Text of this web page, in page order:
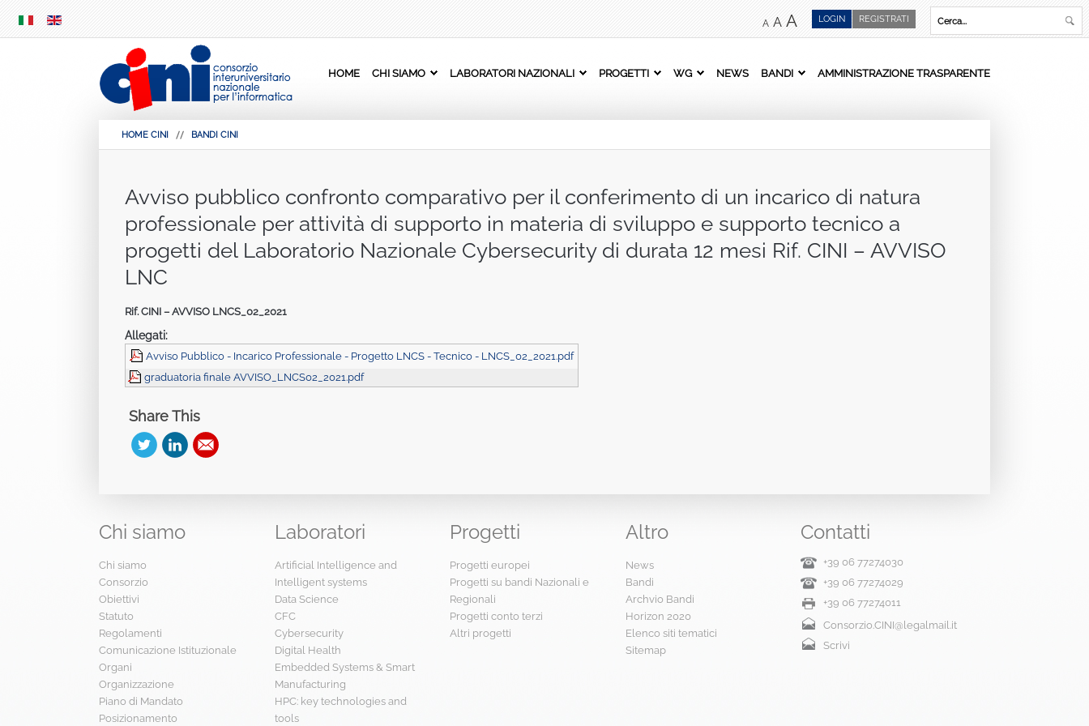
MENU
REGISTRATI
LOGIN
A A A
HOME CHI SIAMO LABORATORI NAZIONALI PROGETTI WG NEWS BANDI AMMINISTRAZIONE TRASPARENTE
HOME CINI BANDI CINI
Avviso pubblico confronto comparativo per il conferimento di un incarico di natura
professionale per attività di supporto in materia di sviluppo e supporto tecnico a
progetti del Laboratorio Nazionale Cybersecurity di durata 12 mesi Rif. CINI – AVVISO
LNC
Rif. CINI – AVVISO LNCS_02_2021
Allegati:
Avviso Pubblico - Incarico Professionale - Progetto LNCS - Tecnico - LNCS_02_2021.pdf
graduatoria finale AVVISO_LNCS02_2021.pdf
Share This
Chi siamo
Chi siamo
Consorzio
Obiettivi
Statuto
Regolamenti
Comunicazione Istituzionale
Organi
Organizzazione
Piano di Mandato
Posizionamento
Laboratori
Artificial Intelligence and
Intelligent systems
Data Science
CFC
Cybersecurity
Digital Health
Embedded Systems & Smart
Manufacturing
HPC: key technologies and
tools
Progetti
Progetti europei
Progetti su bandi Nazionali e
Regionali
Progetti conto terzi
Altri progetti
Altro
News
Bandi
Archvio Bandi
Horizon 2020
Elenco siti tematici
Sitemap
Contatti
+39 06 77274030
+39 06 77274029
+39 06 77274011
Consorzio.CINI@legalmail.it
Scrivi